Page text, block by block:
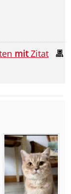
mitZitat